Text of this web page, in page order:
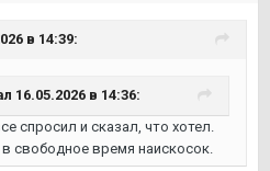
в 14:39:
16.05.2026 в 14:36:
спросил и сказал, что хотел.
свободное время наискосок.